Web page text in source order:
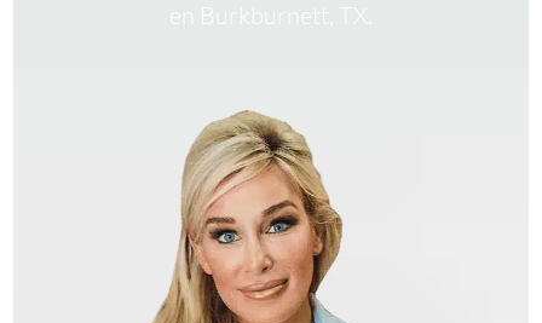
en Burkburnett, TX.